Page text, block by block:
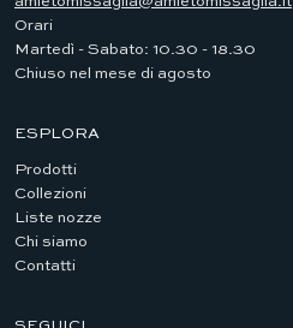
Orari
Martedì - Sabato: 10.30 - 18.30
Chiuso nel mese di agosto
ESPLORA
Prodotti
Collezioni
Liste nozze
Chi siamo
Contatti